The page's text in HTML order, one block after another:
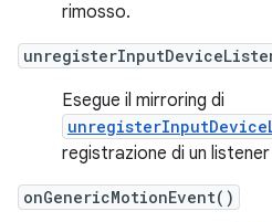
rimosso.
Esegue il mirroring di
registrazione di un
onGenericMotionEvent()